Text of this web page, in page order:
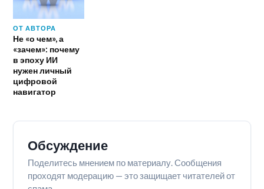
ОТ АВТОРА
Не «о чем», а
«зачем»: почему
в эпоху ИИ
нужен личный
цифровой
навигатор
Обсуждение
Поделитесь мнением по материалу. Сообщения
проходят модерацию — это защищает читателей от